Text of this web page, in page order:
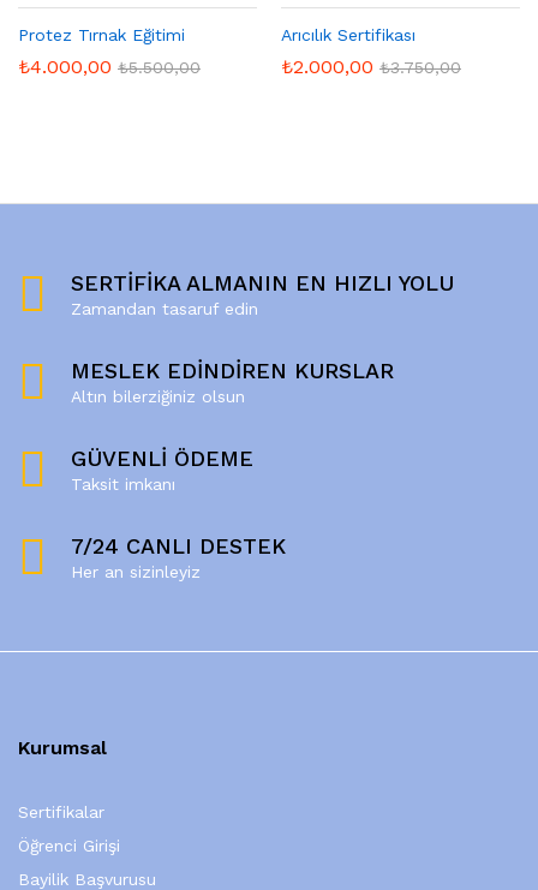
Protez Tırnak Eğitimi
₺4.000,00 ₺5.500,00
Arıcılık Sertifikası
₺2.000,00 ₺3.750,00
SERTİFİKA ALMANIN EN HIZLI YOLU
Zamandan tasaruf edin
MESLEK EDİNDİREN KURSLAR
Altın bilerziğiniz olsun
GÜVENLİ ÖDEME
Taksit imkanı
7/24 CANLI DESTEK
Her an sizinleyiz
Kurumsal
Sertifikalar
Öğrenci Girişi
Bayilik Başvurusu